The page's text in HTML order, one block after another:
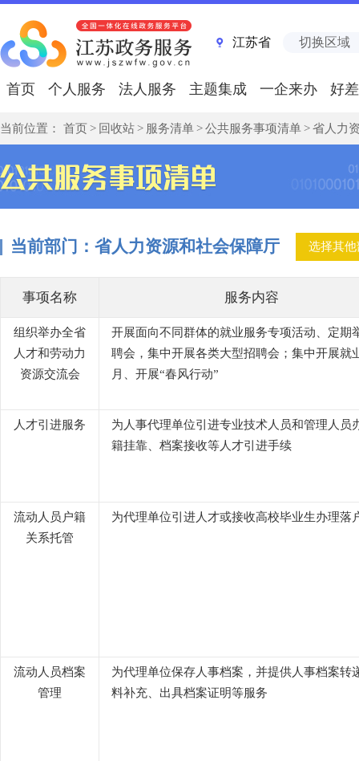
江苏省 切换区域
首页 个人服务 法人服务 主题集成 一企来办 好
当前位置： 首页> 回收站> 服务清单>公共服务事项清单>省人力
当前部门： 省人力资源和社会保障厅 选择其他
事项名称 服务内容
组织举办全省
人才和劳动力
资源交流会
开展面向不同群体的就业服务专项活动、定期
聘会，集中开展各类大型招聘会；集中开展就
月、开展“春风行动”
人才引进服务
为人事代理单位引进专业技术人员和管理人员
籍挂靠、档案接收等人才引进手续
流动人员户籍
关系托管
为代理单位引进人才或接收高校毕业生办理落
流动人员档案
管理
为代理单位保存人事档案，并提供人事档案转
料补充、出具档案证明等服务